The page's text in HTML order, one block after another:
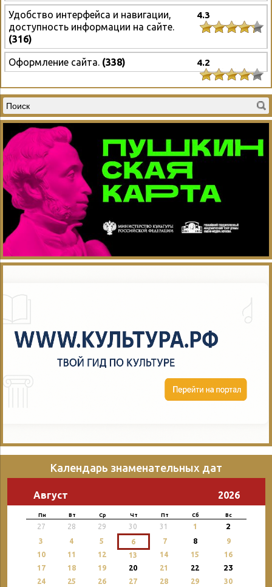
4.3
Удобство интерфейса и навигации,
доступность информации на сайте.
(316)
4.2
Оформление сайта. (338)
Календарь знаменательных дат
Август 2026
Пн Вт Ср Чт Пт Сб Вс
27 28 29 30 31 1 2
3 4 5 6 7 8
9
10
11 12 13 14 15
16
17
18 19 20 21 22 23
24 25 26 27 28 29
30